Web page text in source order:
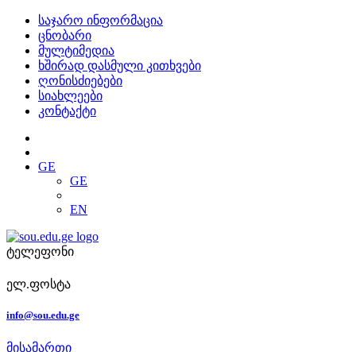
საჯარო ინფორმაცია
ცნობარი
მულტიმედია
ხშირად დასმული კითხვები
ღონისძიებები
სიახლეები
კონტაქტი
GE
GE
EN
ტელეფონი
ელ.ფოსტა
info@sou.edu.ge
მისამართი